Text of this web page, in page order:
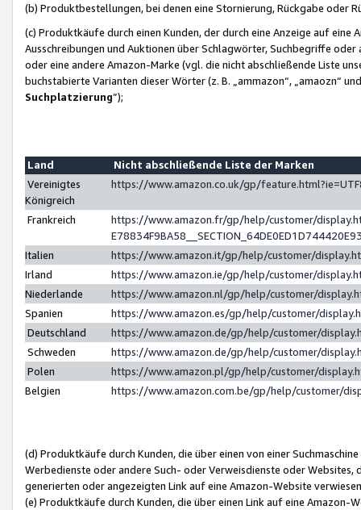
(b) Produktbestellungen, bei denen eine Stornierung, Rückgabe oder
(c) Produktkäufe durch einen Kunden, der durch eine Anzeige auf
Ausschreibungen und Auktionen über Schlagwörter, Suchbegriffe
oder eine andere Amazon-Marke (vgl. die nicht abschließende Liste
buchstabierte Varianten dieser Wörter (z. B. „ammazon“, „amaozn“
Suchplatzierung”);
Land
Nicht abschließende Liste der Marken
Vereinigtes
Königreich
https://www.amazon.co.uk/gp/
Frankreich
https://www.amazon.fr/gp/help/customer/
Italien
https://www.amazon.it/gp/help/customer/
Irland
https://www.amazon.ie/gp/help/customer/
Niederlande
https://www.amazon.nl/gp/help/customer/
Spanien
https://www.amazon.es/gp/help/customer/
Deutschland
https://www.amazon.de/gp/help/customer/
Schweden
https://www.amazon.de/gp/help/customer/
Polen
https://www.amazon.pl/gp/help/customer/
Belgien
https://www.amazon.com.be/gp/help/customer/
(d) Produktkäufe durch Kunden, die über einen von einer
Werbedienste oder andere Such- oder Verweisdienste oder Websites,
generierten oder angezeigten Link auf eine Amazon-Website
(e) Produktkäufe durch Kunden, die über einen Link auf eine